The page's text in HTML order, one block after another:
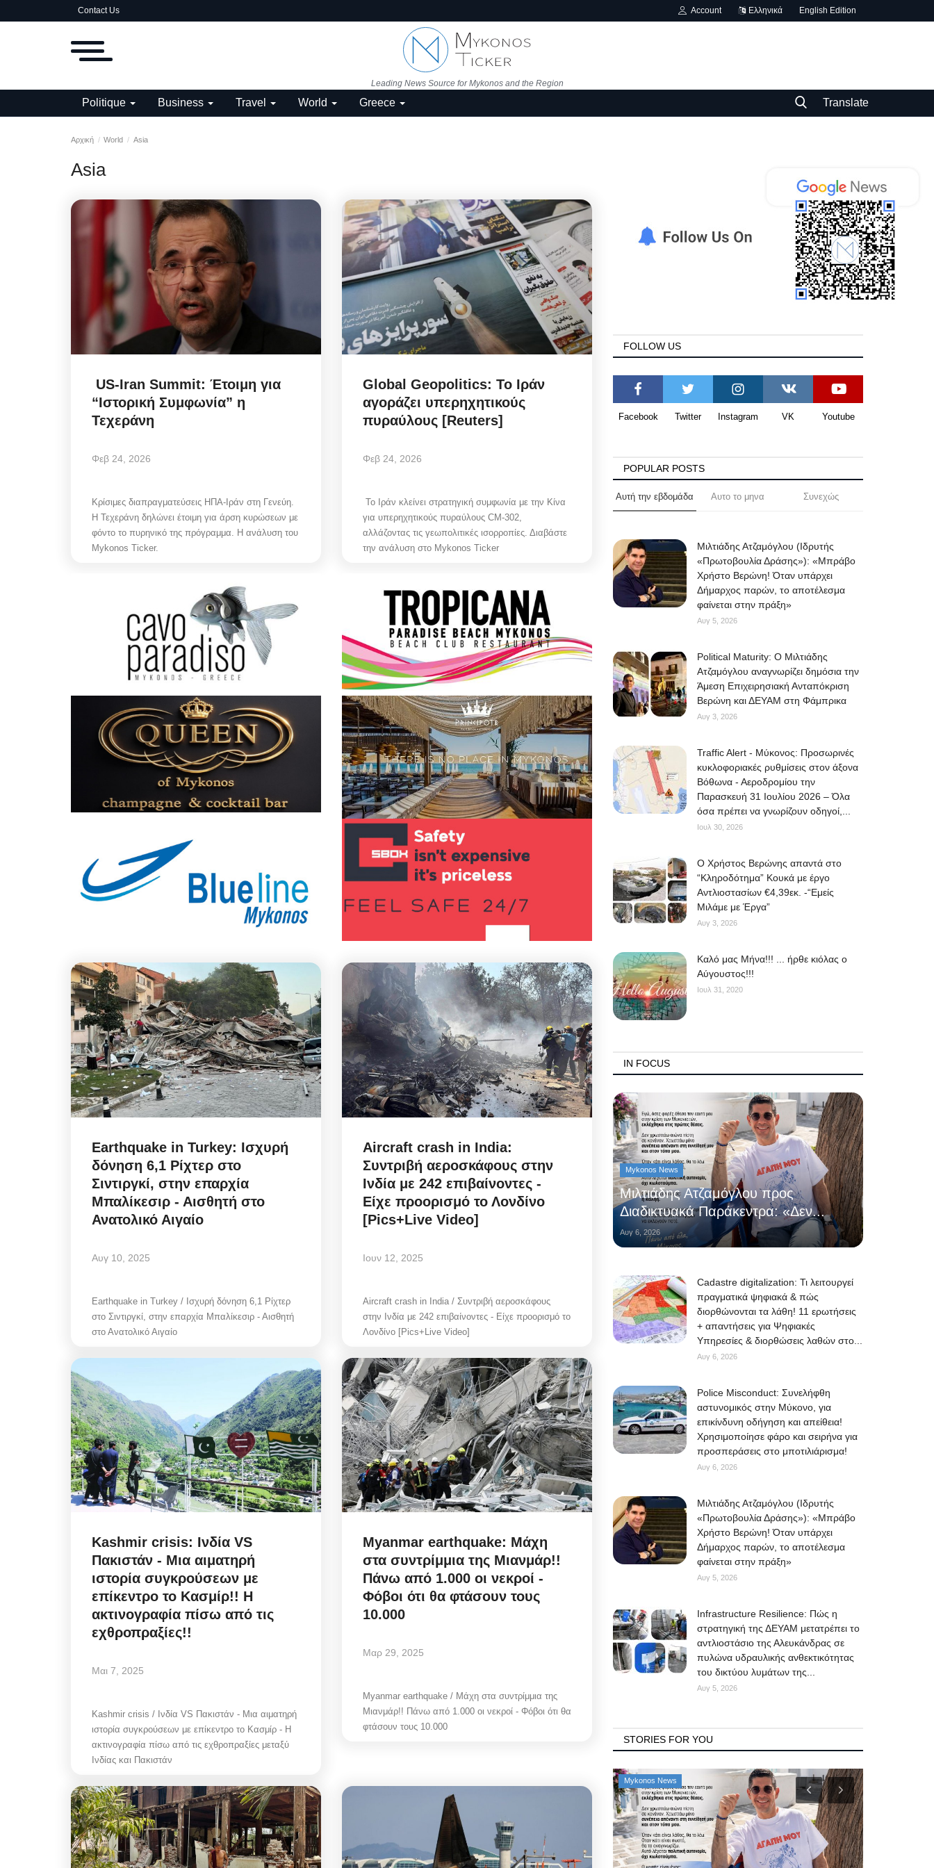
Contact Us Account Ελληνικά English Edition
Leading News Source for Mykonos and the Region
Politique Business Travel World Greece Translate
Αρχική World Asia
Asia
US-Iran Summit: Έτοιμη για
“Ιστορική Συμφωνία” η
Τεχεράνη
Φεβ 24, 2026
Κρίσιμες διαπραγματεύσεις ΗΠΑ-Ιράν στη Γενεύη.
Η Τεχεράνη δηλώνει έτοιμη για άρση κυρώσεων με
φόντο το πυρηνικό της πρόγραμμα. Η ανάλυση του
Mykonos Ticker.
Global Geopolitics: Το Ιράν
αγοράζει υπερηχητικούς
πυραύλους [Reuters]
Φεβ 24, 2026
Το Ιράν κλείνει στρατηγική συμφωνία με την Κίνα
για υπερηχητικούς πυραύλους CM-302,
αλλάζοντας τις γεωπολιτικές ισορροπίες. Διαβάστε
την ανάλυση στο Mykonos Ticker
Earthquake in Turkey: Ισχυρή
δόνηση 6,1 Ρίχτερ στο
Σιντιργκί, στην επαρχία
Μπαλίκεσιρ - Αισθητή στο
Ανατολικό Αιγαίο
Αυγ 10, 2025
Earthquake in Turkey / Ισχυρή δόνηση 6,1 Ρίχτερ
στο Σιντιργκί, στην επαρχία Μπαλίκεσιρ - Αισθητή
στο Ανατολικό Αιγαίο
Aircraft crash in India:
Συντριβή αεροσκάφους στην
Ινδία με 242 επιβαίνοντες -
Είχε προορισμό το Λονδίνο
[Pics+Live Video]
Ιουν 12, 2025
Aircraft crash in India / Συντριβή αεροσκάφους
στην Ινδία με 242 επιβαίνοντες - Είχε προορισμό το
Λονδίνο [Pics+Live Video]
Kashmir crisis: Ινδία VS
Πακιστάν - Μια αιματηρή
ιστορία συγκρούσεων με
επίκεντρο το Κασμίρ!! Η
ακτινογραφία πίσω από τις
εχθροπραξίες!!
Μαι 7, 2025
Kashmir crisis / Ινδία VS Πακιστάν - Μια αιματηρή
ιστορία συγκρούσεων με επίκεντρο το Κασμίρ - Η
ακτινογραφία πίσω από τις εχθροπραξίες μεταξύ
Ινδίας και Πακιστάν
Myanmar earthquake: Μάχη
στα συντρίμμια της Μιανμάρ!!
Πάνω από 1.000 οι νεκροί -
Φόβοι ότι θα φτάσουν τους
10.000
Μαρ 29, 2025
Myanmar earthquake / Μάχη στα συντρίμμια της
Μιανμάρ!! Πάνω από 1.000 οι νεκροί - Φόβοι ότι θα
φτάσουν τους 10.000
FOLLOW US
Facebook Twitter Instagram VK Youtube
POPULAR POSTS
Αυτή την εβδομάδα Αυτο το μηνα Συνεχώς
Μιλτιάδης Ατζαμόγλου (Ιδρυτής
«Πρωτοβουλία Δράσης»): «Μπράβο
Χρήστο Βερώνη! Όταν υπάρχει
Δήμαρχος παρών, το αποτέλεσμα
φαίνεται στην πράξη»
Αυγ 5, 2026
Political Maturity: Ο Μιλτιάδης
Ατζαμόγλου αναγνωρίζει δημόσια την
Άμεση Επιχειρησιακή Ανταπόκριση
Βερώνη και ΔΕΥΑΜ στη Φάμπρικα
Αυγ 3, 2026
Traffic Alert - Μύκονος: Προσωρινές
κυκλοφοριακές ρυθμίσεις στον άξονα
Βόθωνα - Αεροδρομίου την
Παρασκευή 31 Ιουλίου 2026 – Όλα
όσα πρέπει να γνωρίζουν οδηγοί,...
Ιουλ 30, 2026
O Χρήστος Βερώνης απαντά στο
“Κληροδότημα” Κουκά με έργο
Αντλιοστασίων €4,39εκ. -“Εμείς
Μιλάμε με Έργα”
Αυγ 3, 2026
Kαλό μας Μήνα!!! ... ήρθε κιόλας ο
Αύγουστος!!!
Ιουλ 31, 2020
IN FOCUS
Mykonos News
Μιλτιάδης Ατζαμόγλου προς
Διαδικτυακά Παράκεντρα: «Δεν...
Αυγ 6, 2026
Cadastre digitalization: Τι λειτουργεί
πραγματικά ψηφιακά & πώς
διορθώνονται τα λάθη! 11 ερωτήσεις
+ απαντήσεις για Ψηφιακές
Υπηρεσίες & διορθώσεις λαθών στο...
Αυγ 6, 2026
Police Misconduct: Συνελήφθη
αστυνομικός στην Μύκονο, για
επικίνδυνη οδήγηση και απείθεια!
Χρησιμοποίησε φάρο και σειρήνα για
προσπεράσεις στο μποτιλιάρισμα!
Αυγ 6, 2026
Μιλτιάδης Ατζαμόγλου (Ιδρυτής
«Πρωτοβουλία Δράσης»): «Μπράβο
Χρήστο Βερώνη! Όταν υπάρχει
Δήμαρχος παρών, το αποτέλεσμα
φαίνεται στην πράξη»
Αυγ 5, 2026
Infrastructure Resilience: Πώς η
στρατηγική της ΔΕΥΑΜ μετατρέπει το
αντλιοστάσιο της Αλευκάνδρας σε
πυλώνα υδραυλικής ανθεκτικότητας
του δικτύου λυμάτων της...
Αυγ 5, 2026
STORIES FOR YOU
Property